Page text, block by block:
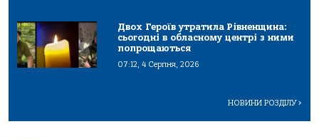
Двох Героїв утратила Рівненщина:
сьогодні в обласному центрі з ними
попрощаються
07:12, 4 Серпня, 2026
НОВИНИ РОЗДІЛУ>